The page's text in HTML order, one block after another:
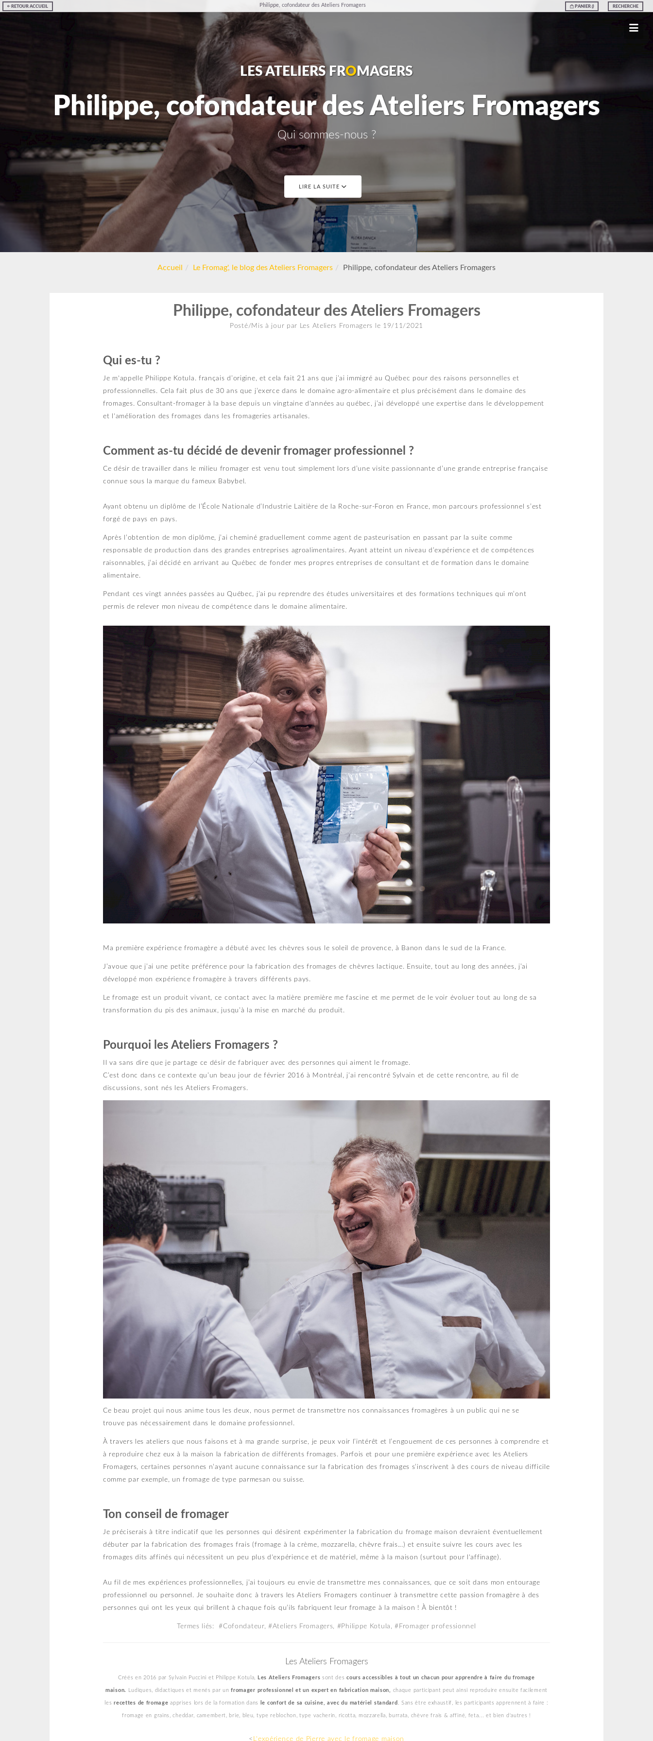
RECHERCHE
PANIER ()
RETOUR ACCUEIL Philippe, cofondateur des Ateliers Fromagers
LES ATELIERS FRO MAGERS
Philippe, cofondateur des Ateliers Fromagers
Qui sommes-nous ?
LIRE LA SUITE
Accueil Le Fromag', le blog des Ateliers Fromagers Philippe, cofondateur des Ateliers Fromagers
Philippe, cofondateur des Ateliers Fromagers
Posté/Mis à jour par Les Ateliers Fromagers le 19/11/2021
Qui es-tu ?
Je m'appelle Philippe Kotula. français d’origine, et cela fait 21 ans que j’ai immigré au Québec pour des raisons personnelles et
professionnelles. Cela fait plus de 30 ans que j’exerce dans le domaine agro-alimentaire et plus précisément dans le domaine des
fromages. Consultant-fromager à la base depuis un vingtaine d'années au québec, j’ai développé une expertise dans le développement
et l'amélioration des fromages dans les fromageries artisanales.
Comment as-tu décidé de devenir fromager professionnel ?
Ce désir de travailler dans le milieu fromager est venu tout simplement lors d’une visite passionnante d’une grande entreprise française
connue sous la marque du fameux Babybel.
Ayant obtenu un diplôme de l’École Nationale d’Industrie Laitière de la Roche-sur-Foron en France, mon parcours professionnel s’est
forgé de pays en pays.
Après l’obtention de mon diplôme, j’ai cheminé graduellement comme agent de pasteurisation en passant par la suite comme
responsable de production dans des grandes entreprises agroalimentaires. Ayant atteint un niveau d’expérience et de compétences
raisonnables, j’ai décidé en arrivant au Québec de fonder mes propres entreprises de consultant et de formation dans le domaine
alimentaire.
Pendant ces vingt années passées au Québec, j’ai pu reprendre des études universitaires et des formations techniques qui m’ont
permis de relever mon niveau de compétence dans le domaine alimentaire.
Ma première expérience fromagère a débuté avec les chèvres sous le soleil de provence, à Banon dans le sud de la France.
J’avoue que j’ai une petite préférence pour la fabrication des fromages de chèvres lactique. Ensuite, tout au long des années, j’ai
développé mon expérience fromagère à travers différents pays.
Le fromage est un produit vivant, ce contact avec la matière première me fascine et me permet de le voir évoluer tout au long de sa
transformation du pis des animaux, jusqu’à la mise en marché du produit.
Pourquoi les Ateliers Fromagers ?
Il va sans dire que je partage ce désir de fabriquer avec des personnes qui aiment le fromage.
C’est donc dans ce contexte qu’un beau jour de février 2016 à Montréal, j’ai rencontré Sylvain et de cette rencontre, au fil de
discussions, sont nés les Ateliers Fromagers.
Ce beau projet qui nous anime tous les deux, nous permet de transmettre nos connaissances fromagères à un public qui ne se
trouve pas nécessairement dans le domaine professionnel.
À travers les ateliers que nous faisons et à ma grande surprise, je peux voir l’intérêt et l’engouement de ces personnes à comprendre et
à reproduire chez eux à la maison la fabrication de différents fromages. Parfois et pour une première expérience avec les Ateliers
Fromagers, certaines personnes n’ayant aucune connaissance sur la fabrication des fromages s’inscrivent à des cours de niveau difficile
comme par exemple, un fromage de type parmesan ou suisse.
Ton conseil de fromager
Je préciserais à titre indicatif que les personnes qui désirent expérimenter la fabrication du fromage maison devraient éventuellement
débuter par la fabrication des fromages frais (fromage à la crème, mozzarella, chèvre frais...) et ensuite suivre les cours avec les
fromages dits affinés qui nécessitent un peu plus d'expérience et de matériel, même à la maison (surtout pour l'affinage).
Au fil de mes expériences professionnelles, j’ai toujours eu envie de transmettre mes connaissances, que ce soit dans mon entourage
professionnel ou personnel. Je souhaite donc à travers les Ateliers Fromagers continuer à transmettre cette passion fromagère à des
personnes qui ont les yeux qui brillent à chaque fois qu’ils fabriquent leur fromage à la maison ! À bientôt !
Termes liés: #Cofondateur, #Ateliers Fromagers, #Philippe Kotula, #Fromager professionnel
Les Ateliers Fromagers
Créés en 2016 par Sylvain Puccini et Philippe Kotula, Les Ateliers Fromagers sont descours accessibles à tout un chacun pour apprendre à faire du fromage
maison. Ludiques, didactiques et menés par un fromager professionnel et un expert en fabrication maison, chaque participant peut ainsi reproduire ensuite facilement
lesrecettes de fromage apprises lors de la formation dans le confort de sa cuisine, avec du matériel standard . Sans être exhaustif, les participants apprennent à faire :
fromage en grains, cheddar, camembert, brie, bleu, type reblochon, type vacherin, ricotta, mozzarella, burrata, chèvre frais & affiné, feta... et bien d'autres !
< L'expérience de Pierre avec le fromage maison